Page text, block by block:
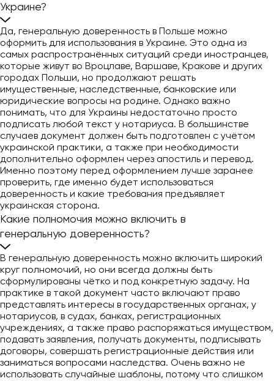
Украине?
Да, генеральную доверенность в Польше можно
оформить для использования в Украине. Это одна из
самых распространённых ситуаций среди иностранцев,
которые живут во Вроцлаве, Варшаве, Кракове и других
городах Польши, но продолжают решать
имущественные, наследственные, банковские или
юридические вопросы на родине. Однако важно
понимать, что для Украины недостаточно просто
подписать любой текст у нотариуса. В большинстве
случаев документ должен быть подготовлен с учётом
украинской практики, а также при необходимости
дополнительно оформлен через апостиль и перевод.
Именно поэтому перед оформлением лучше заранее
проверить, где именно будет использоваться
доверенность и какие требования предъявляет
украинская сторона.
Какие полномочия можно включить в
генеральную доверенность?
В генеральную доверенность можно включить широкий
круг полномочий, но они всегда должны быть
сформулированы чётко и под конкретную задачу. На
практике в такой документ часто включают право
представлять интересы в государственных органах, у
нотариусов, в судах, банках, регистрационных
учреждениях, а также право распоряжаться имуществом,
подавать заявления, получать документы, подписывать
договоры, совершать регистрационные действия или
заниматься вопросами наследства. Очень важно не
использовать случайные шаблоны, потому что слишком